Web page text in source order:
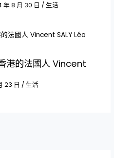
年 8 月 30 日 / 生活
港的法國人 Vincent
23 日 / 生活